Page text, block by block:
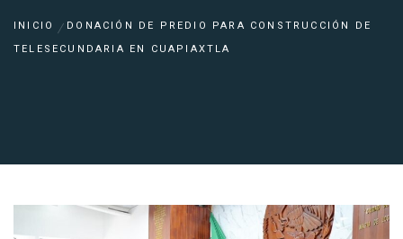
INICIO
DONACIÓN DE PREDIO PARA CONSTRUCCIÓN DE
TELESECUNDARIA EN CUAPIAXTLA